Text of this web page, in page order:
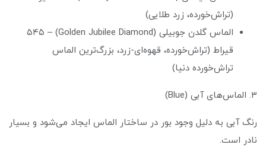
(تراش‌خورده، زرد طلایی)
الماس گلدن جوبیلی (Golden Jubilee Diamond) – ۵۴۵
قیراط (تراش‌خورده، قهوه‌ای-زرد، بزرگ‌ترین الماس
تراش‌خورده دنیا)
۳. الماس‌های آبی (Blue)
رنگ آبی به دلیل وجود بور در ساختار الماس ایجاد می‌شود و بسیار
نادر است.